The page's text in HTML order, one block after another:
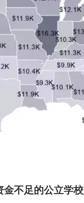
金不足的公立学校